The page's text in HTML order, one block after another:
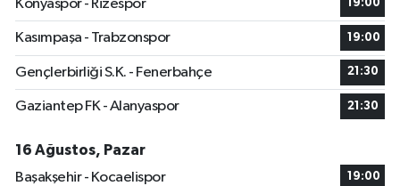
Konyaspor - Rizespor
19:00
Kasımpaşa - Trabzonspor 19:00
Gençlerbirliği S.K. - Fenerbahçe 21:30
Gaziantep FK - Alanyaspor 21:30
16 Ağustos, Pazar
Başakşehir - Kocaelispor
19:00